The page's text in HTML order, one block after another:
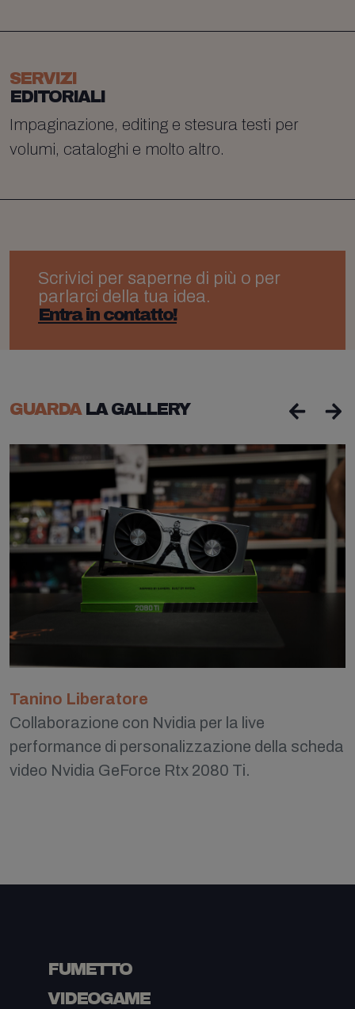
SERVIZI
EDITORIALI
Impaginazione, editing e stesura testi per
volumi, cataloghi e molto altro.
Scrivici per saperne di più o per
parlarci della tua idea.
Entra in contatto!
GUARDA LA GALLERY
Tanino Liberatore
Collaborazione con Nvidia per la live
performance di personalizzazione della scheda
video Nvidia GeForce Rtx 2080 Ti.
FUMETTO
VIDEOGAME